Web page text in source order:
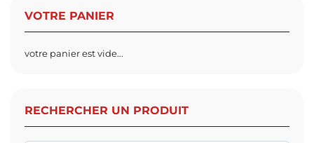
VOTRE PANIER
votre panier est vide...
RECHERCHER UN PRODUIT